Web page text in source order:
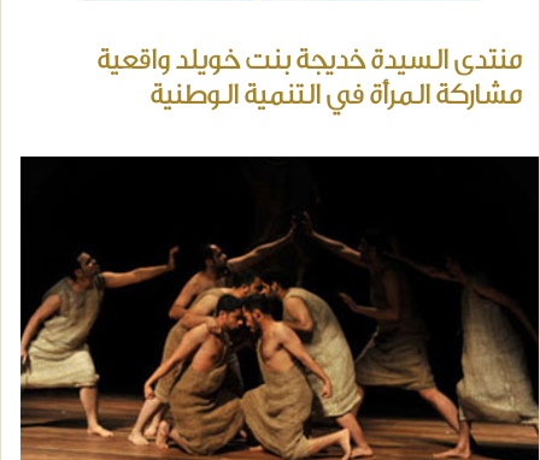
منتدى السيدة خديجة بنت خويلد واقعية
مشاركة المرأة في التنمية الوطنية